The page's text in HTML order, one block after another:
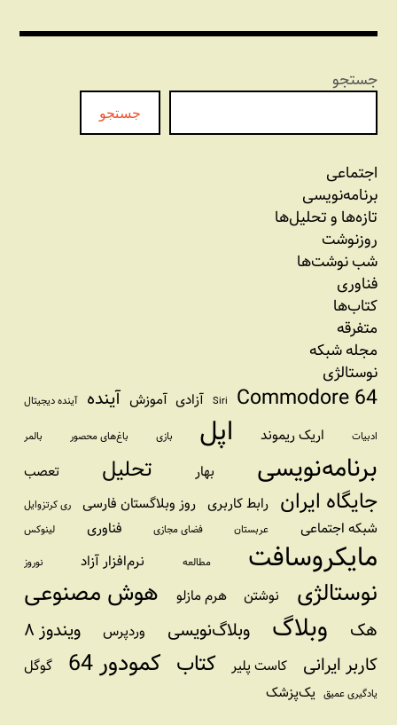
جستجو
جستجو
اجتماعی
برنامه‏‌نویسی
تازه‌‌ها و تحلیل‌ها
روزنوشت
شب نوشت‌ها
فناوری
کتاب‌ها
متفرقه
مجله شبکه
نوستالژی
Commodore 64
Siri آزادی آموزش آینده آینده دیجیتال
ادبیات اریک ریموند اپل بازی باغ‌های محصور بالمر
برنامه‌نویسی بهار تحلیل تعصب
جایگاه ایران رابط کاربری روز وبلاگستان فارسی ری کرتزوایل
شبکه اجتماعی عربستان فضای مجازی فناوری لینوکس
مایکروسافت مطالعه نرم‌افزار آزاد نوروز
نوستالژی نوشتن هرم مازلو هوش مصنوعی
هک وبلاگ وبلاگ‌نویسی وردپرس
ویندوز ۸
کاربر ایرانی
کاست پلیر کتاب کمودور 64 گوگل
یادگیری عمیق یک‌پزشک